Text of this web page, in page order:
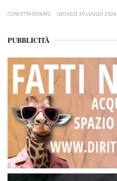
CONCETTA DONATO GIOVEDÌ 30 LUGLIO 2026
PUBBLICITÀ